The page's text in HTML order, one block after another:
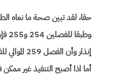
إنذار
أما اذا أصبح التنفيذ غير